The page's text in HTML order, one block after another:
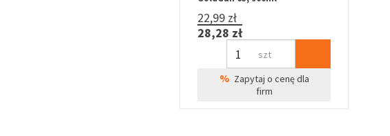
22,99 zł
28,28 zł
szt
% Zapytaj o cenę dla
firm